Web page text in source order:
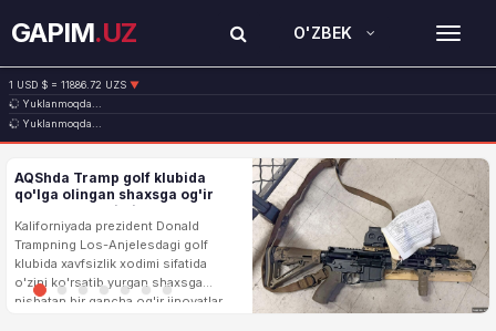
GAPIM.UZ O'ZBEK
1 USD $ = 11886.72 UZS ▼
1 EUR € = 13717.27 UZS
1 RUB ₽ = 146.37 UZS
1 CNY ¥ = 1761.23 UZS▼
Yuklanmoqda...
Yuklanmoqda...
AQShda Tramp golf klubida
qo'lga olingan shaxsga og'ir
ayblovlar qo'yildi
Kaliforniyada prezident Donald
Trampning Los-Anjelesdagi golf
klubida xavfsizlik xodimi sifatida
o'zini ko'rsatib yurgan shaxsga
nisbatan bir qancha og'ir jinoyatlar